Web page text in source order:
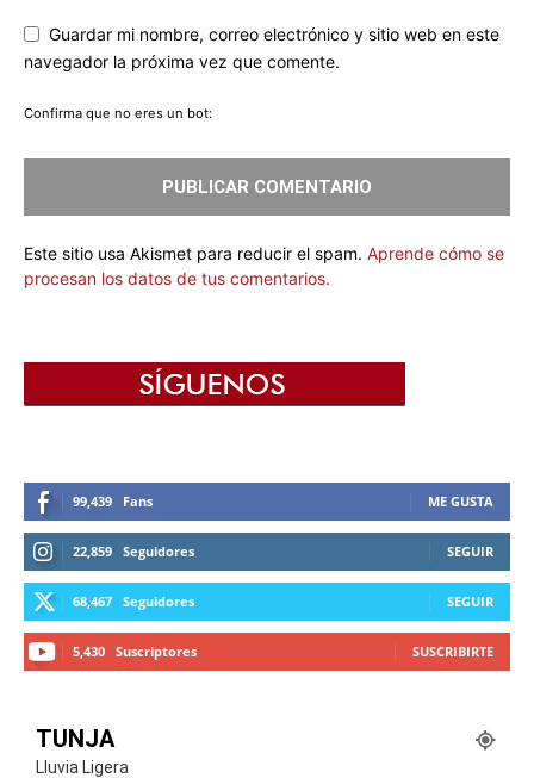
Guardar mi nombre, correo electrónico y sitio web en este
navegador la próxima vez que comente.
Confirma que no eres un bot:
Este sitio usa Akismet para reducir el spam. Aprende cómo se
procesan los datos de tus comentarios.
99,439 Fans ME GUSTA
22,859 Seguidores SEGUIR
68,467 Seguidores SEGUIR
5,430 Suscriptores SUSCRIBIRTE
TUNJA
Lluvia Ligera